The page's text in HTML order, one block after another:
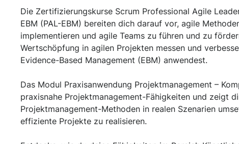
Die Zertifizierungskurse Scrum Professional Agile
EBM (PAL-EBM) bereiten dich darauf vor, agile
implementieren und agile Teams zu führen und zu
Wertschöpfung in agilen Projekten messen und
Evidence-Based Management (EBM) anwendest.
Das Modul Praxisanwendung Projektmanagement –
praxisnahe Projektmanagement-Fähigkeiten und zeigt
Projektmanagement-Methoden in realen Szenarien
effiziente Projekte zu realisieren.